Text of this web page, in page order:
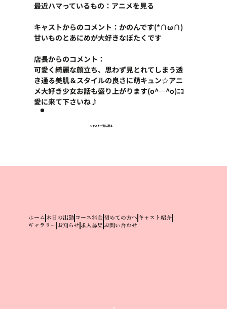
最近ハマっているもの：アニメを見る
キャストからのコメント：かのんです(*∩ω∩)
甘いものとあにめが大好きなぽたくです
店長からのコメント：
可愛く綺麗な顔立ち、思わず見とれてしまう透
き通る美肌＆スタイルの良さに萌キュン☆アニ
メ大好き少女お話も盛り上がります(o^―^o)ﾆｺ
愛に来て下さいね♪
キャスト一覧に戻る
ホーム 本日の出勤 コース料金 初めての方へ キャスト紹介
ギャラリー お知らせ 求人募集 お問い合わせ